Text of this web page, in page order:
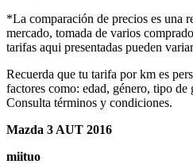
*La comparación de precios es una
mercado, tomada de varios
tarifas aqui presentadas pueden
Recuerda que tu tarifa por km es
factores como: edad, género, tipo de
Consulta términos y condiciones.
Mazda 3 AUT 2016
miituo